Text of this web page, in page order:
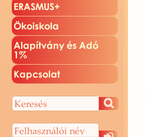
ERAS­MUS+
Öko­is­ko­la
Ala­pít­vány és Adó
1%
Kap­cso­lat